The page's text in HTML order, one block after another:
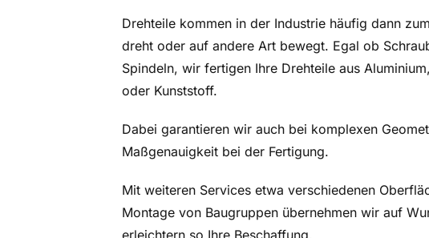
Drehteile kommen in der Industrie häufig dann
dreht oder auf andere Art bewegt. Egal ob
Spindeln, wir fertigen Ihre Drehteile aus
oder Kunststoff.
Dabei garantieren wir auch bei komplexen
Maßgenauigkeit bei der Fertigung.
Mit weiteren Services etwa verschiedenen
Montage von Baugruppen übernehmen wir auf